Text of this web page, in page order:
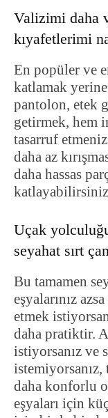
Valizimi daha
kıyafetlerimi
En popüler ve
katlamak
pantolon, etek
getirmek, hem
tasarruf
daha az
daha hassas
Uçak
seyahat sırt
Bu tamamen
eşyalarınız
etmek
daha pratiktir.
istiyorsanız ve
daha konforlu
eşyaları için